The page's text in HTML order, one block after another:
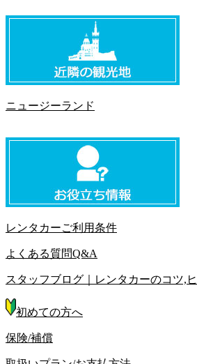
ニュージーランド
レンタカーご利用条件
よくある質問Q&A
スタッフブログ｜レンタカーのコツ,
初めての方へ
保険/補償